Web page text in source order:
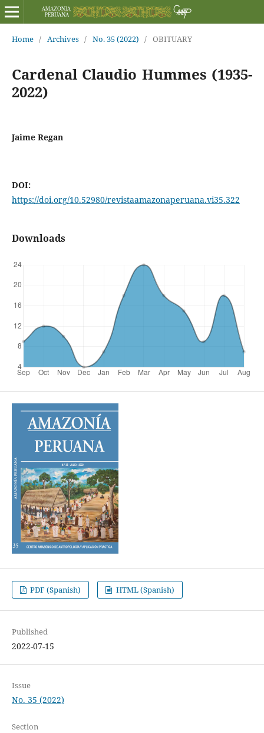
Home / Archives / No. 35 (2022) / OBITUARY
Cardenal Claudio Hummes (1935-
2022)
Jaime Regan
DOI:
https://doi.org/10.52980/revistaamazonaperuana.vi35.322
Downloads
PDF (Spanish) HTML (Spanish)
Published
2022-07-15
Issue
No. 35 (2022)
Section